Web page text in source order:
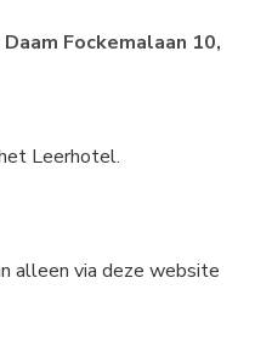
Fockemalaan 10,
Leerhotel.
alleen via deze website